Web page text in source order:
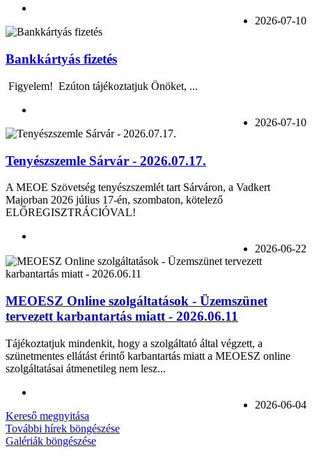
2026-07-10
Bankkártyás fizetés
Figyelem! Ezúton tájékoztatjuk Önöket, ...
2026-07-10
Tenyészszemle Sárvár - 2026.07.17.
A MEOE Szövetség tenyészszemlét tart Sárváron, a Vadkert
Majorban 2026 július 17-én, szombaton, kötelező
ELŐREGISZTRÁCIÓVAL!
2026-06-22
MEOESZ Online szolgáltatások - Üzemszünet
tervezett karbantartás miatt - 2026.06.11
Tájékoztatjuk mindenkit, hogy a szolgáltató által végzett, a
szünetmentes ellátást érintő karbantartás miatt a MEOESZ online
szolgáltatásai átmenetileg nem lesz...
2026-06-04
Kereső megnyitása
További hírek böngészése
Galériák böngészése